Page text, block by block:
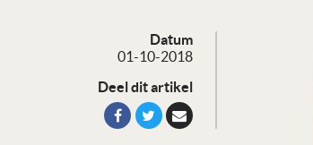
Datum
01-10-2018
Deel dit artikel